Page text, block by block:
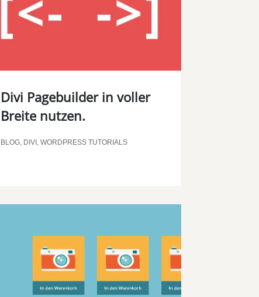
Divi Pagebuilder in voller
Breite nutzen.
BLOG, DIVI , WORDPRESS TUTORIALS